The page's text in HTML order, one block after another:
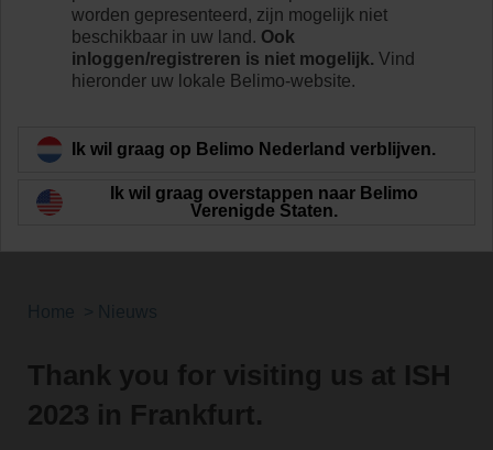
Thank you for visiting us at ISH
2023 in Frankfurt.
worden gepresenteerd, zijn mogelijk niet
beschikbaar in uw land. Ook
inloggen/registreren is niet mogelijk. Vind
hieronder uw lokale Belimo-website.
Ik wil graag op Belimo Nederland verblijven.
Ik wil graag overstappen naar Belimo
Verenigde Staten.